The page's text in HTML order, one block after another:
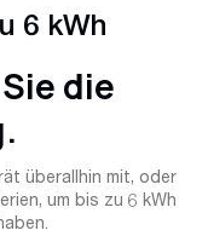
6 kWh
die
überallhin mit, oder
um bis zu 6 kWh